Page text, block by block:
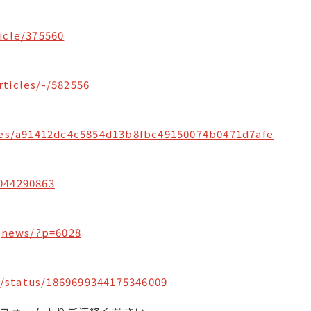
375560
582556
?p=6028
1869699344175346009